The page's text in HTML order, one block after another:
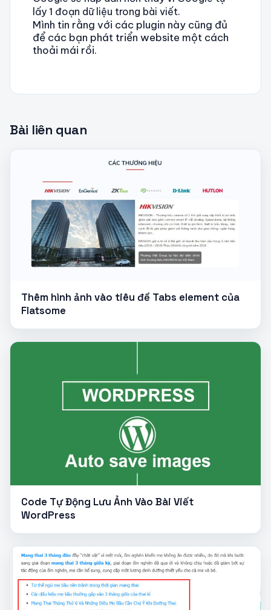
lấy 1 đoạn dữ liệu trong bài viết.
Mình tin rằng với các plugin này cũng đủ
để các bạn phát triển website một cách
thoải mái rồi.
Bài liên quan
Thêm hình ảnh vào tiêu đề Tabs element của
Flatsome
Code Tự Động Lưu Ảnh Vào Bài Viết
WordPress